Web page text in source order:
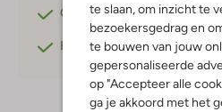
te slaan, om inzicht te
bezoekersgedrag en
te bouwen van jouw
gepersonaliseerde
op "Accepteer alle
ga je akkoord met het
Gratis retournerenbinnen
Betaal achterafmet Klarna